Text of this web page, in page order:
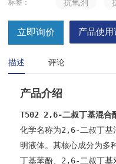
标签： 抗氧剂
立即询价 产品使用
描述 评论
产品介绍
T502 2,6-二叔丁基混合
化学名称为2,6-二叔丁基
明液体。其核心成分为
丁基苯酚、2,6-二叔丁基